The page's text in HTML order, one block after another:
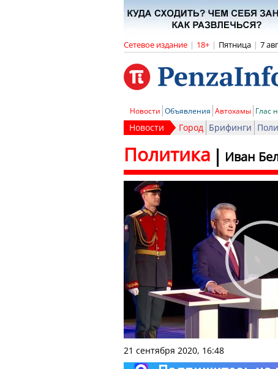
Сетевое издание | 18+ | Пятница | 7
Новости Объявления Автохамы Глас
Новости Город Брифинги
Иван
Политика
21 сентября 2020, 16:48